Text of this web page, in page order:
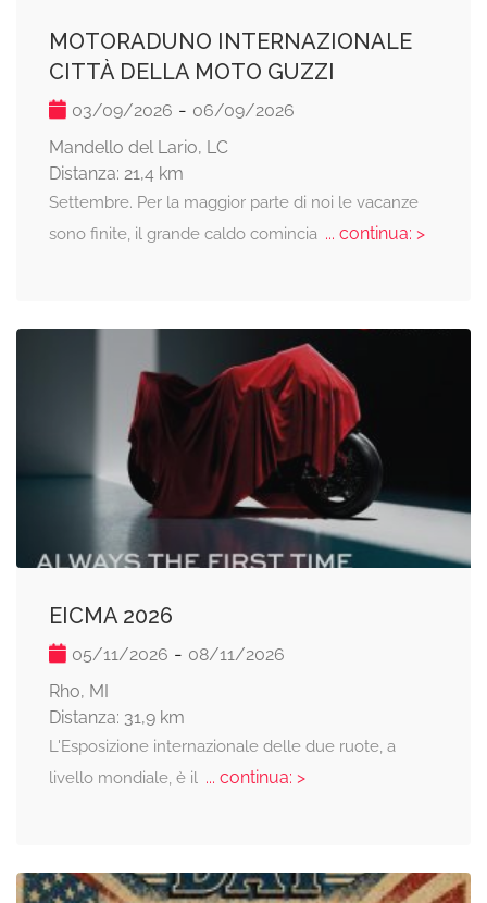
MOTORADUNO INTERNAZIONALE
CITTÀ DELLA MOTO GUZZI
03/09/2026 - 06/09/2026
Mandello del Lario, LC
Distanza: 21,4 km
Settembre. Per la maggior parte di noi le vacanze
sono finite, il grande caldo comincia ... continua: >
EICMA 2026
05/11/2026 - 08/11/2026
Rho, MI
Distanza: 31,9 km
L'Esposizione internazionale delle due ruote, a
livello mondiale, è il ... continua: >